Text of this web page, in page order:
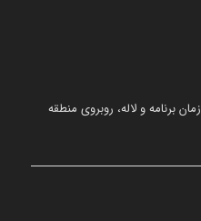
برنامه و لاله، روبروی منطقه